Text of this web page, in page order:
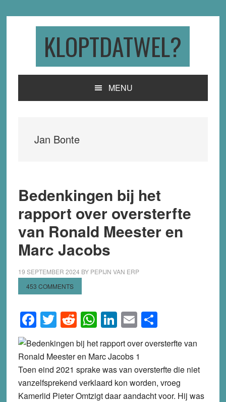
KLOPTDATWEL?
MENU
Jan Bonte
Bedenkingen bij het
rapport over oversterfte
van Ronald Meester en
Marc Jacobs
19 SEPTEMBER 2024 BY PEPIJN VAN ERP
453 COMMENTS
Facebook
Twitter
Reddit
WhatsApp
LinkedIn
EmailShare
Toen eind 2021 sprake was van oversterfte die niet
vanzelfsprekend verklaard kon worden, vroeg
Kamerlid Pieter Omtzigt daar aandacht voor. Hij was